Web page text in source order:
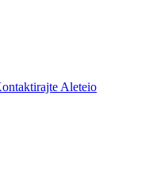
Aleteio